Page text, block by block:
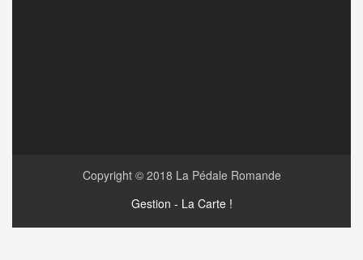
Copyright © 2018 La Pédale Romande
Gestion - La Carte !